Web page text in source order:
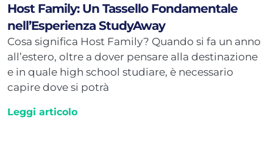
Host Family: Un Tassello Fondamentale
nell’Esperienza StudyAway
Cosa significa Host Family? Quando si fa un anno
all’estero, oltre a dover pensare alla destinazione
e in quale high school studiare, è necessario
capire dove si potrà
Leggi articolo